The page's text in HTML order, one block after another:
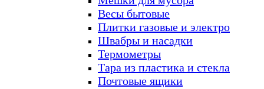
Весы бытовые
Плитки газовые и электро
Швабры и насадки
Термометры
Тара из пластика и стекла
Почтовые ящики